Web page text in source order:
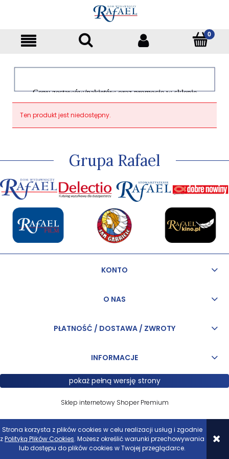
Strona korzysta z plików cookies w celu realizacji usług i zgodnie
zPolityką Plików Cookies. Możesz określić warunki przechowywania
lub dostępu do plików cookies w Twojej przeglądarce.
Ceny zestawów/pakietów oraz promocje w sklepie
dotyczą tylko klientów indywidualnych
Ten produkt jest niedostępny.
Grupa Rafael
KONTO
O NAS
PŁATNOŚĆ / DOSTAWA / ZWROTY
INFORMACJE
pokaż pełną wersję strony
Sklep internetowy Shoper Premium